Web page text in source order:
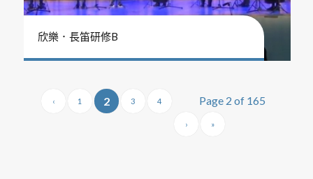
欣樂．長笛研修B
Page 2 of 165
‹ 1 2 3 4
› »